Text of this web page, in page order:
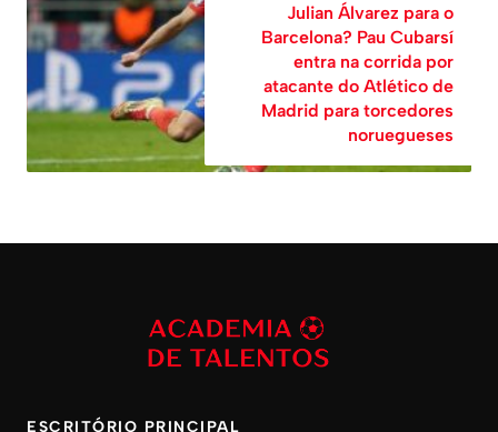
Julian Álvarez para o
Barcelona? Pau Cubarsí
entra na corrida por
atacante do Atlético de
Madrid para torcedores
noruegueses
ESCRITÓRIO PRINCIPAL